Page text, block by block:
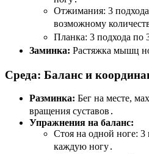
Отжимания: 3
возможному
Планка: 3 подхода по
Заминка: Растяжка мышц
Среда: Баланс и
Разминка: Бег на месте,
вращения суставов․
Упражнения на баланс:
Стоя на одной ноге: 3
каждую ногу․